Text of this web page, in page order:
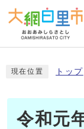
現在位置 トップ
令和元